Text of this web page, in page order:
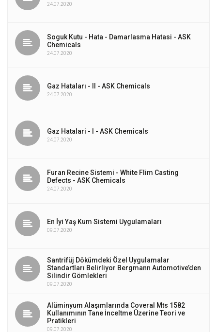
24.07.2020
Soguk Kutu - Hata - Damarlasma Hatasi - ASK
Chemicals
24.07.2020
Gaz Hataları - II - ASK Chemicals
24.07.2020
Gaz Hatalari - I - ASK Chemicals
24.07.2020
Furan Recine Sistemi - White Flim Casting
Defects - ASK Chemicals
24.07.2020
En İyi Yaş Kum Sistemi Uygulamaları
09.07.2020
Santrifüj Dökümdeki Özel Uygulamalar
Standartları Belirliyor Bergmann Automotive’den
Silindir Gömlekleri
09.07.2020
Alüminyum Alaşımlarında Coveral Mts 1582
Kullanımının Tane İnceltme Üzerine Teori ve
Pratikleri
09.07.2020